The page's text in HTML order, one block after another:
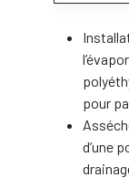
pour
d’une